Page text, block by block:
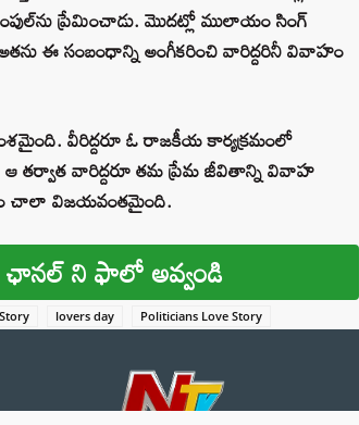
ప్రేమించాడు. మొదట్లో ములాయం సింగ్
ఈ సంబంధాన్ని అంగీకరించి వారిద్దరినీ వివాహం
వీరిద్దరూ ఓ రాజకీయ కార్యక్రమంలో
ఆ తర్వాత వారిద్దరూ తమ ప్రేమ జీవితాన్ని వివాహ
చాలా విజయవంతమైంది.
ని ఫాలో అవ్వండి
lovers day Politicians Love Story